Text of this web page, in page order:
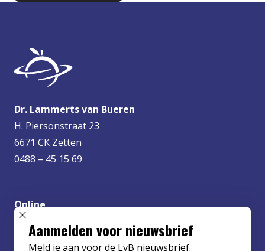
Dr. Lammerts van Bueren
H. Piersonstraat 23
6671 CK Zetten
0488 – 45 15 69
Online
info@lvbueren.nl
SLUIT POPUP
Aanmelden voor nieuwsbrief
Meld je aan voor de LvB nieuwsbrief.